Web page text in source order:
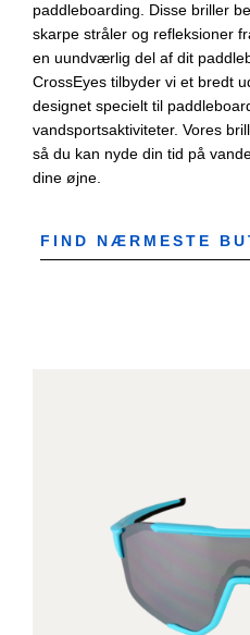
paddleboarding. Disse briller
skarpe stråler og refleksioner
en uundværlig del af dit
CrossEyes tilbyder vi et bredt
designet specielt til
vandsportsaktiviteter. Vores
så du kan nyde din tid på
dine øjne.
FIND NÆRMESTE